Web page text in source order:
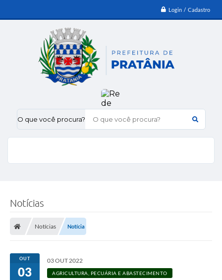
Login / Cadastro
O que você procura?
Notícias
Notícias Notícia
OUT
03
03 OUT 2022
AGRICULTURA, PECUÁRIA E ABASTECIMENTO